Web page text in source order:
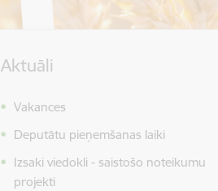
Aktuāli
Vakances
Deputātu pieņemšanas laiki
Izsaki viedokli - saistošo noteikumu
projekti